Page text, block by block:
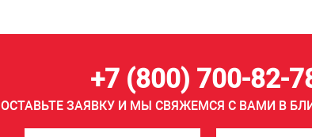
+7 (800) 700-82-
ОСТАВЬТЕ ЗАЯВКУ И МЫ СВЯЖЕМСЯ С ВАМИ В